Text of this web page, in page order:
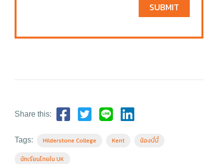
SUBMIT
Share this:
Tags: Hilderstone College Kent น้องบี่บี๋
นักเรียนไทยใน UK